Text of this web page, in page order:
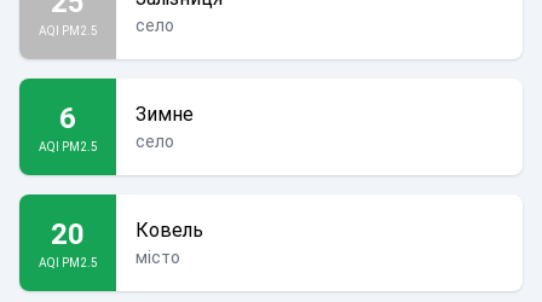
AQI PM2.5 село
6
AQI PM2.5
Зимне
село
20
AQI PM2.5
Ковель
місто